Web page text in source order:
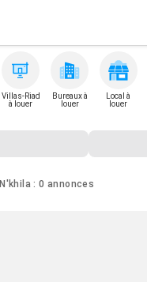
Villas-Riad
à louer
Bureaux à
louer
Local à
louer
Maisons à louer à N'khila : 0 annonces